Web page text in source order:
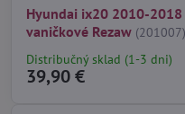
Hyundai ix20 2010-
vaničkové Rezaw (201007)
Distribučný sklad (1-3 dni)
39,90 €